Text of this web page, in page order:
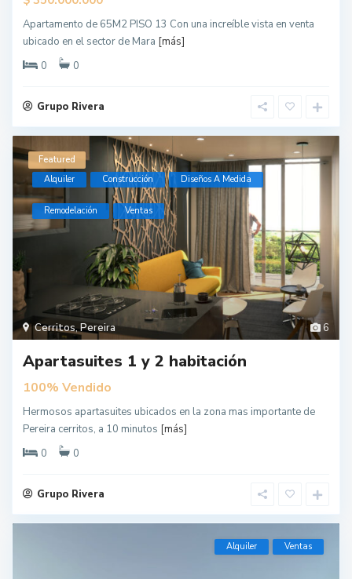
Apartamento de 65M2 PISO 13 Con una increíble vista en venta
ubicado en el sector de Mara [más]
0
0
Grupo Rivera
6
Cerritos,Pereira
Featured
Alquiler
Construcción Diseños A Medida
Remodelación Ventas
Apartasuites 1 y 2 habitación
100% Vendido
Hermosos apartasuites ubicados en la zona mas importante de
Pereira cerritos, a 10 minutos [más]
0
0
Grupo Rivera
Alquiler Ventas